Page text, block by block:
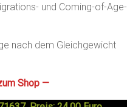
und Coming-of-Age-
nach dem Gleichgewicht
Shop —